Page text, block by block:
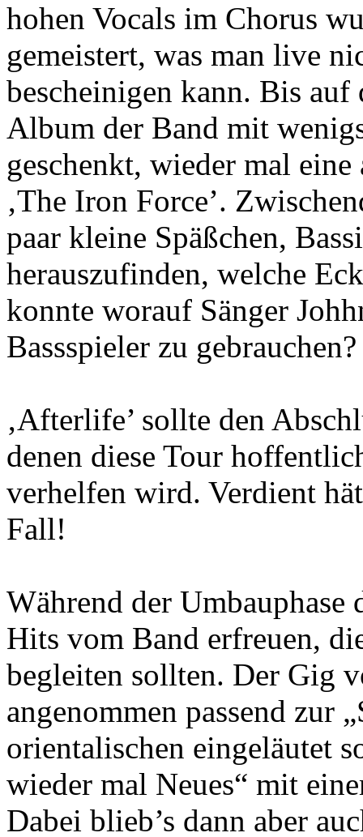
hohen Vocals im Chorus
gemeistert, was man live
bescheinigen kann. Bis
Album der Band mit
geschenkt, wieder mal
‚The Iron Force’.
paar kleine Späßchen,
herauszufinden, welche
konnte worauf Sänger
Bassspieler zu
‚Afterlife’ sollte den
denen diese Tour
verhelfen wird. Verdient
Fall!
Während der
Hits vom Band erfreuen,
begleiten sollten. Der Gig
angenommen passend zur
orientalischen eingeläutet
wieder mal Neues“ mit
Dabei blieb’s dann aber